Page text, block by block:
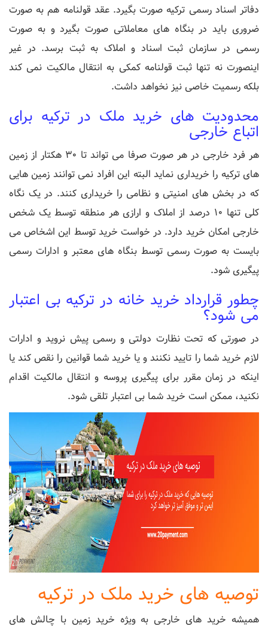
دفاتر اسناد رسمی ترکیه صورت بگیرد. عقد قولنامه هم به صورت
ضروری باید در بنگاه های معاملاتی صورت بگیرد و به صورت
رسمی در سازمان ثبت اسناد و املاک به ثبت برسد. در غیر
اینصورت نه تنها ثبت قولنامه کمکی به انتقال مالکیت نمی کند
بلکه رسمیت خاصی نیز نخواهد داشت.
محدودیت های خرید ملک در ترکیه برای
اتباع خارجی
هر فرد خارجی در هر صورت صرفا می تواند تا 30 هکتار از زمین
های ترکیه را خریداری نماید البته این افراد نمی توانند زمین هایی
که در بخش های امنیتی و نظامی را خریداری کنند. در یک نگاه
کلی تنها 10 درصد از املاک و ارازی هر منطقه توسط یک شخص
خارجی امکان خرید دارد. در خواست خرید توسط این اشخاص می
بایست به صورت رسمی توسط بنگاه های معتبر و ادارات رسمی
پیگیری شود.
چطور قرارداد خرید خانه در ترکیه بی اعتبار
می شود؟
در صورتی که تحت نظارت دولتی و رسمی پیش نروید و ادارات
لازم خرید شما را تایید نکنند و یا خرید شما قوانین را نقص کند یا
اینکه در زمان مقرر برای پیگیری پروسه و انتقال مالکیت اقدام
نکنید، ممکن است خرید شما بی اعتبار تلقی شود.
توصیه های خرید ملک در ترکیه
همیشه خرید های خارجی به ویژه خرید زمین با چالش های